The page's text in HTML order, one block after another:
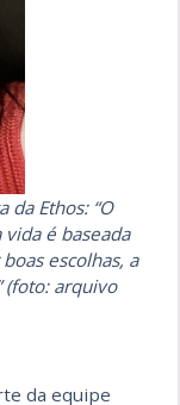
da Ethos: “O
é baseada
escolhas, a
(foto: arquivo
da equipe